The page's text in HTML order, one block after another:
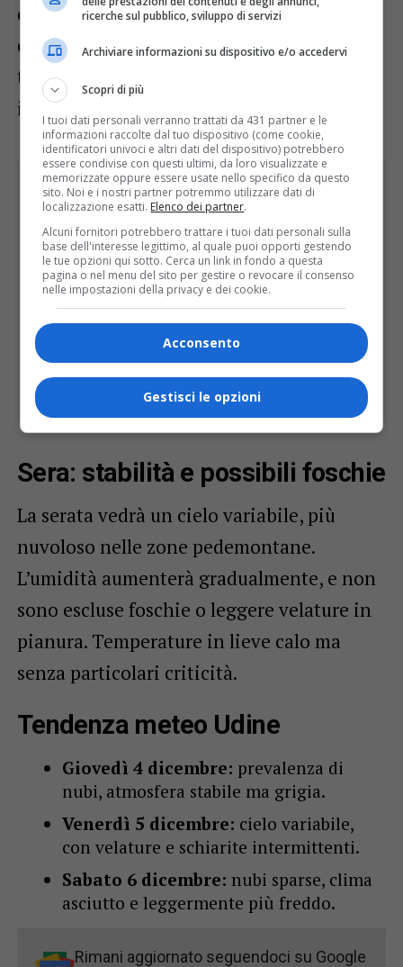
disporranno da Est-Nordest, risultando
deboli o moderati. L’atmosfera si manterrà
tranquilla, con clima tipicamente pre-
invernale.
Sera: stabilità e possibili foschie
La serata vedrà un cielo variabile, più
nuvoloso nelle zone pedemontane.
L’umidità aumenterà gradualmente, e non
sono escluse foschie o leggere velature in
pianura. Temperature in lieve calo ma
senza particolari criticità.
Tendenza meteo Udine
Giovedì 4 dicembre: prevalenza di
nubi, atmosfera stabile ma grigia.
Venerdì 5 dicembre: cielo variabile,
con velature e schiarite intermittenti.
Sabato 6 dicembre: nubi sparse, clima
asciutto e leggermente più freddo.
Rimani aggiornato seguendoci su Google
ricerche sul pubblico, sviluppo di servizi
Archiviare informazioni su dispositivo e/o accedervi
Scopri di più
I tuoi dati personali verranno trattati da 431 partner e le
informazioni raccolte dal tuo dispositivo (come cookie,
identificatori univoci e altri dati del dispositivo) potrebbero
essere condivise con questi ultimi, da loro visualizzate e
memorizzate oppure essere usate nello specifico da questo
sito. Noi e i nostri partner potremmo utilizzare dati di
localizzazione esatti. Elenco dei partner.
Alcuni fornitori potrebbero trattare i tuoi dati personali sulla
base dell'interesse legittimo, al quale puoi opporti gestendo
le tue opzioni qui sotto. Cerca un link in fondo a questa
pagina o nel menu del sito per gestire o revocare il consenso
nelle impostazioni della privacy e dei cookie.
Acconsento
Gestisci le opzioni